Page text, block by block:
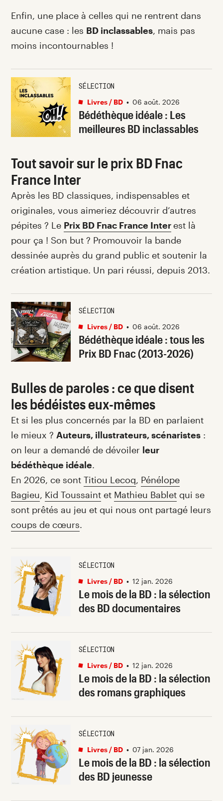
Enfin, une place à celles qui ne rentrent dans
aucune case : les BD inclassables, mais pas
moins incontournables !
Bédéthèque idéale : Les
meilleures BD inclassables
SÉLECTION
Livres / BD • 06 août. 2026
Tout savoir sur le prix BD Fnac
France Inter
Après les BD classiques, indispensables et
originales, vous aimeriez découvrir d’autres
pépites ? Le Prix BD Fnac France Interest là
pour ça ! Son but ? Promouvoir la bande
dessinée auprès du grand public et soutenir la
création artistique. Un pari réussi, depuis 2013.
Bédéthèque idéale : tous les
Prix BD Fnac (2013-2026)
SÉLECTION
Livres / BD • 06 août. 2026
Bulles de paroles : ce que disent
les bédéistes eux-mêmes
Et si les plus concernés par la BD en parlaient
le mieux ? Auteurs, illustrateurs, scénaristes :
on leur a demandé de dévoiler leur
bédéthèque idéale.
En 2026, ce sont Titiou Lecoq, Pénélope
Bagieu, Kid Toussaint et Mathieu Bablet qui se
sont prêtés au jeu et qui nous ont partagé leurs
coups de cœurs.
Le mois de la BD : la sélection
des BD documentaires
SÉLECTION
Livres / BD • 12 jan. 2026
Le mois de la BD : la sélection
des romans graphiques
SÉLECTION
Livres / BD • 12 jan. 2026
Le mois de la BD : la sélection
des BD jeunesse
SÉLECTION
Livres / BD • 07 jan. 2026